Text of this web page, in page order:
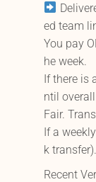
ed team
You pay
he week.
If there is
ntil
Fair.
If a
k transfer).
Recent